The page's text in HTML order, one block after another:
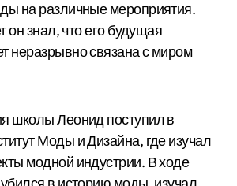
на различные мероприятия.
он знал, что его будущая
неразрывно связана с миром
школы Леонид поступил в
Моды и Дизайна, где изучал
модной индустрии. В ходе